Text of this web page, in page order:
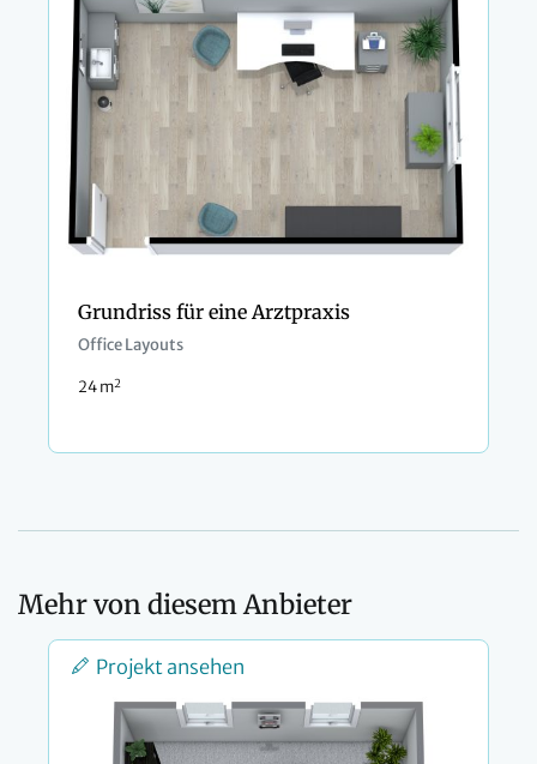
Grundriss für eine Arztpraxis
Office Layouts
24 m2
Mehr von diesem Anbieter
Projekt ansehen